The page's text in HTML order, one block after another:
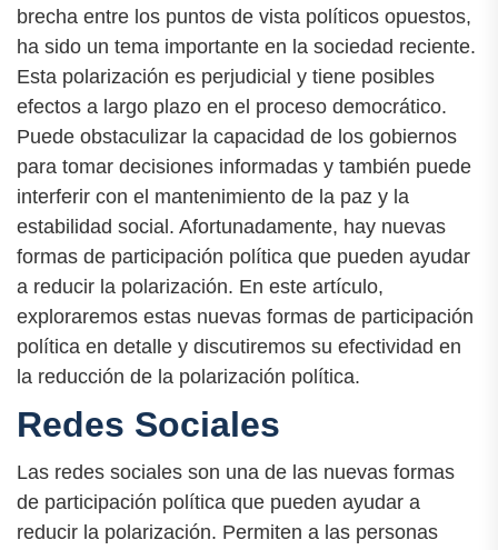
brecha entre los puntos de vista políticos opuestos,
ha sido un tema importante en la sociedad reciente.
Esta polarización es perjudicial y tiene posibles
efectos a largo plazo en el proceso democrático.
Puede obstaculizar la capacidad de los gobiernos
para tomar decisiones informadas y también puede
interferir con el mantenimiento de la paz y la
estabilidad social. Afortunadamente, hay nuevas
formas de participación política que pueden ayudar
a reducir la polarización. En este artículo,
exploraremos estas nuevas formas de participación
política en detalle y discutiremos su efectividad en
la reducción de la polarización política.
Redes Sociales
Las redes sociales son una de las nuevas formas
de participación política que pueden ayudar a
reducir la polarización. Permiten a las personas